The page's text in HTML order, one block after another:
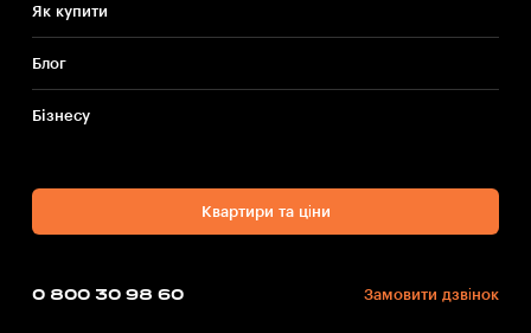
Як купити
Блог
Бiзнесу
Квартири та ціни
0 800 30 98 60 Замовити дзвінок